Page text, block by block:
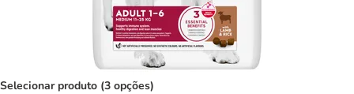
Selecionar produto (3 opções)